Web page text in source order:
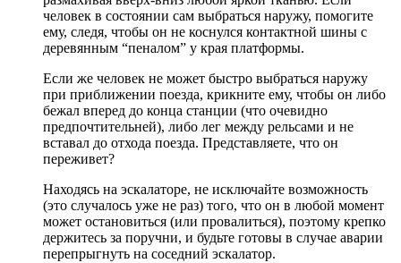
человек в состоянии сам выбраться наружу, помогите
ему, следя, чтобы он не коснулся контактной шины с
деревянным “пеналом” у края платформы.
Если же человек не может быстро выбраться наружу
при приближении поезда, крикните ему, чтобы он либо
бежал вперед до конца станции (что очевидно
предпочтительней), либо лег между рельсами и не
вставал до отхода поезда. Представляете, что он
переживет?
Находясь на эскалаторе, не исключайте возможность
(это случалось уже не раз) того, что он в любой момент
может остановиться (или провалиться), поэтому крепко
держитесь за поручни, и будьте готовы в случае аварии
перепрыгнуть на соседний эскалатор.